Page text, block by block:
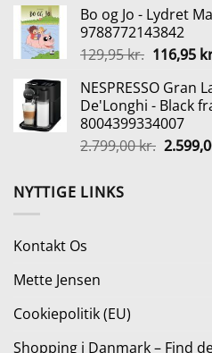
pris
var:
149,95
Bo og Jo - Lydret
9788772143842
129,95kr. Den
pris
var:
129,95 kr..
116,95
NESPRESSO Gran
De'Longhi - Black
8004399334007
2.799,00kr. Den
NYTTIGE LINKS
Kontakt Os
Mette Jensen
Cookiepolitik (EU)
Shopping i Danmark – Find